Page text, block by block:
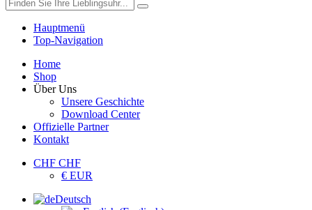
Hauptmenü
Top-Navigation
Home
Shop
Über Uns
Unsere Geschichte
Download Center
Offizielle Partner
Kontakt
CHF CHF
€ EUR
Deutsch